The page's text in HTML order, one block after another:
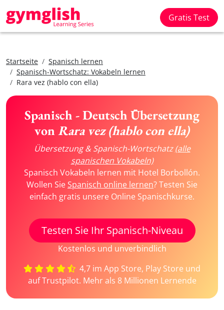
Gratis Test
Startseite
Spanisch lernen
Spanisch-Wortschatz: Vokabeln lernen
Rara vez (hablo con ella)
Spanisch - Deutsch Übersetzung
vonRara vez (hablo con ella)
Übersetzung & Spanisch-Wortschatz(alle
spanischen Vokabeln)
Spanisch Vokabeln lernen mit Hotel Borbollón.
Wollen SieSpanisch online lernen? Testen Sie
einfach gratis unsere Online Spanischkurse.
Testen Sie Ihr Spanisch-Niveau
Kostenlos und unverbindlich
4,7 im App Store, Play Store und
auf Trustpilot. Mehr als 8 Millionen Lernende